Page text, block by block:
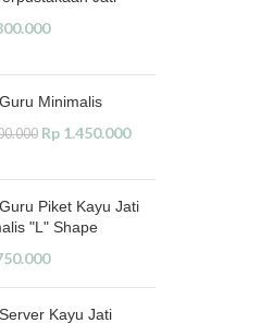
Minimalis
Rp 1.450.000
Piket Kayu Jati
"L" Shape
Kayu Jati